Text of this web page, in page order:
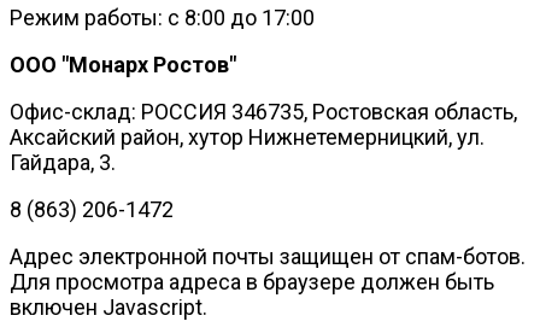
Режим работы: с 8:00 до 17:00
ООО "Монарх Ростов"
Офис-склад: РОССИЯ 346735, Ростовская область,
Аксайский район, хутор Нижнетемерницкий, ул.
Гайдара, 3.
8 (863) 206-1472
Адрес электронной почты защищен от спам-ботов.
Для просмотра адреса в браузере должен быть
включен Javascript.